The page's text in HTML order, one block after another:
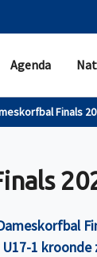
Agenda
Finals
1